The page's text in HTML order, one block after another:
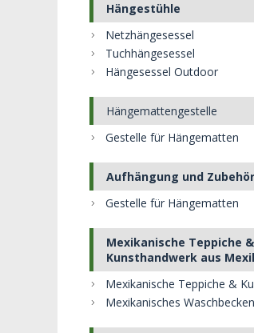
Hängestühle
Netzhängesessel
Tuchhängesessel
Hängesessel Outdoor
Hängemattengestelle
Gestelle für Hängematten
Aufhängung und Zubehör
Gestelle für Hängematten
Mexikanische Teppiche &
Kunsthandwerk aus
Mexikanische Teppiche &
Mexikanisches Waschbecken